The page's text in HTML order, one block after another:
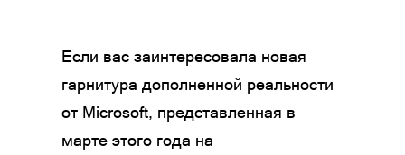
Если вас заинтересовала новая
гарнитура дополненной реальности
от Microsoft, представленная в
марте этого года на